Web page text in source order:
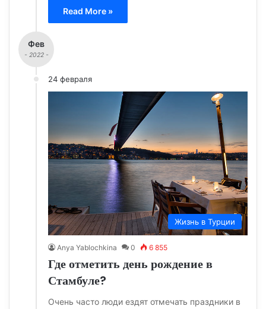
Read More »
Фев
- 2022 -
24 февраля
Жизнь в Турции
Anya Yablochkina 0 6 855
Где отметить день рождение в
Стамбуле?
Очень часто люди ездят отмечать праздники в